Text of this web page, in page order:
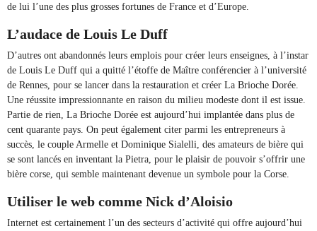
de lui l’une des plus grosses fortunes de France et d’Europe.
L’audace de Louis Le Duff
D’autres ont abandonnés leurs emplois pour créer leurs enseignes, à l’instar
de Louis Le Duff qui a quitté l’étoffe de Maître conférencier à l’université
de Rennes, pour se lancer dans la restauration et créer La Brioche Dorée.
Une réussite impressionnante en raison du milieu modeste dont il est issue.
Partie de rien, La Brioche Dorée est aujourd’hui implantée dans plus de
cent quarante pays. On peut également citer parmi les entrepreneurs à
succès, le couple Armelle et Dominique Sialelli, des amateurs de bière qui
se sont lancés en inventant la Pietra, pour le plaisir de pouvoir s’offrir une
bière corse, qui semble maintenant devenue un symbole pour la Corse.
Utiliser le web comme Nick d’Aloisio
Internet est certainement l’un des secteurs d’activité qui offre aujourd’hui